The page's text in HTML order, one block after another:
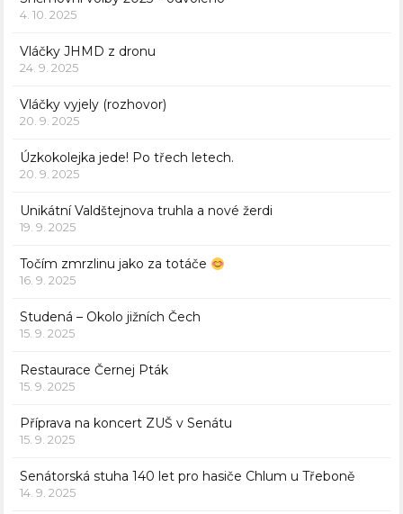
4. 10. 2025
Vláčky JHMD z dronu
24. 9. 2025
Vláčky vyjely (rozhovor)
20. 9. 2025
Úzkokolejka jede! Po třech letech.
20. 9. 2025
Unikátní Valdštejnova truhla a nové žerdi
19. 9. 2025
Točím zmrzlinu jako za totáče
16. 9. 2025
Studená – Okolo jižních Čech
15. 9. 2025
Restaurace Černej Pták
15. 9. 2025
Příprava na koncert ZUŠ v Senátu
15. 9. 2025
Senátorská stuha 140 let pro hasiče Chlum u Třeboně
14. 9. 2025